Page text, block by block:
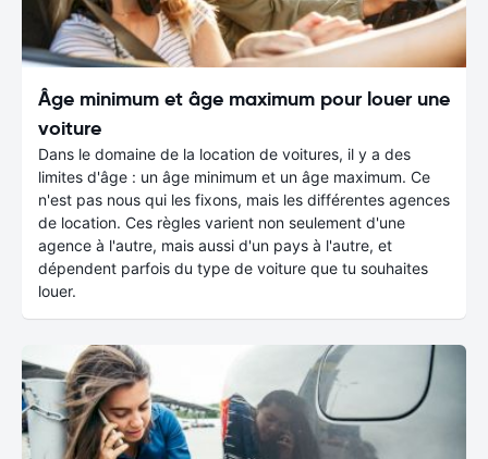
Âge minimum et âge maximum pour louer une
voiture
Dans le domaine de la location de voitures, il y a des
limites d'âge : un âge minimum et un âge maximum. Ce
n'est pas nous qui les fixons, mais les différentes agences
de location. Ces règles varient non seulement d'une
agence à l'autre, mais aussi d'un pays à l'autre, et
dépendent parfois du type de voiture que tu souhaites
louer.